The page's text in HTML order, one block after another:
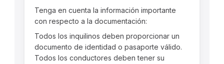
Tenga en cuenta la información importante
con respecto a la documentación:
Todos los inquilinos deben proporcionar un
documento de identidad o pasaporte válido.
Todos los conductores deben tener su